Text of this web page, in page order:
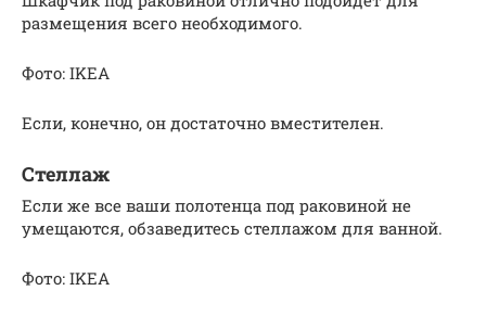
размещения всего необходимого.
Фото: IKEA
Если, конечно, он достаточно вместителен.
Стеллаж
Если же все ваши полотенца под раковиной не
умещаются, обзаведитесь стеллажом для ванной.
Фото: IKEA